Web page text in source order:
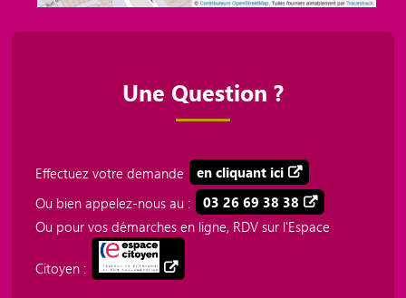
Une Question ?
Effectuez votre demande
en cliquant ici
Ou bien appelez-nous au :
03 26 69 38 38
Ou pour vos démarches en ligne, RDV sur l'Espace
Citoyen :